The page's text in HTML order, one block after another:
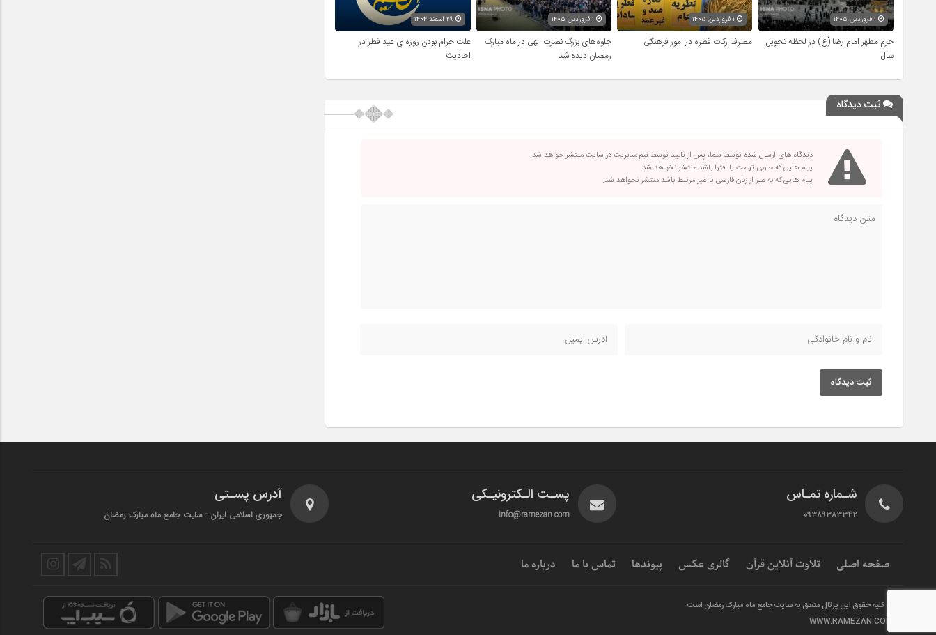
حرم مطهر امام رضا (ع) در لحظه تحویل
سال
۱ فروردین ۱۴۰۵
مصرف زکات فطره در امور فرهنگی
جلوه‌های بزرگ نصرت الهی در ماه مبارک
رمضان دیده شد
علت حرام بودن روزه ی عید فطر در
احادیث
ثبت دیدگاه
دیدگاه های ارسال شده توسط شما، پس از تایید توسط تیم مدیریت در سایت منتشر خواهد شد.
پیام هایی که حاوی تهمت یا افترا باشد منتشر نخواهد شد.
پیام هایی که به غیر از زبان فارسی یا غیر مرتبط باشد منتشر نخواهد شد.
ثبت دیدگاه
شـماره تمـاس
۰۹۳۸۹۳۸۳۳۴۲
پسـت الـکترونیـکی
info@ramezan.com
آدرس پسـتی
جمهوری اسلامی ایران - سایت جامع ماه مبارک رمضان
صفحه اصلی تلاوت آنلاین قرآن گالری عکس پیوندها تماس با ما درباره ما
© کلیه حقوق این پرتال متعلق به سایت جامع ماه مبارک رمضان است
WWW.RAMEZAN.COM